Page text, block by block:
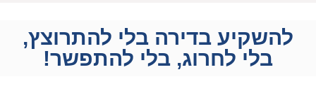
להשקיע בדירה בלי להתרוצץ,
בלי לחרוג, בלי להתפשר!